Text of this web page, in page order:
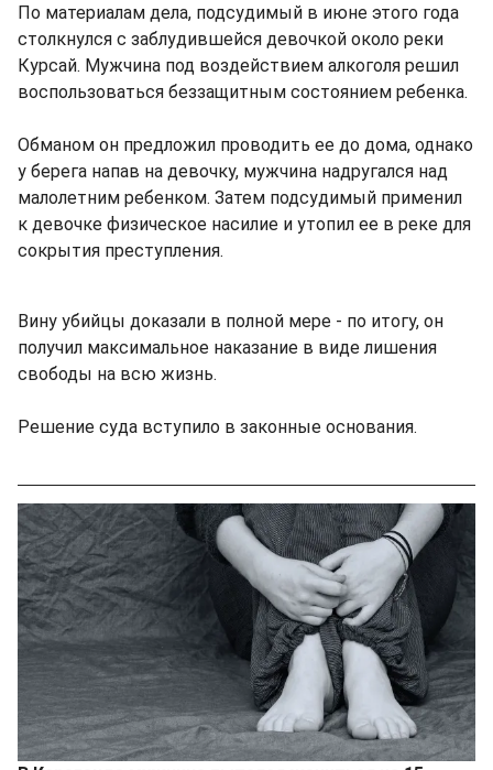
По материалам дела, подсудимый в июне этого года
столкнулся с заблудившейся девочкой около реки
Курсай. Мужчина под воздействием алкоголя решил
воспользоваться беззащитным состоянием ребенка.
Обманом он предложил проводить ее до дома, однако
у берега напав на девочку, мужчина надругался над
малолетним ребенком. Затем подсудимый применил
к девочке физическое насилие и утопил ее в реке для
сокрытия преступления.
Вину убийцы доказали в полной мере - по итогу, он
получил максимальное наказание в виде лишения
свободы на всю жизнь.
Решение суда вступило в законные основания.